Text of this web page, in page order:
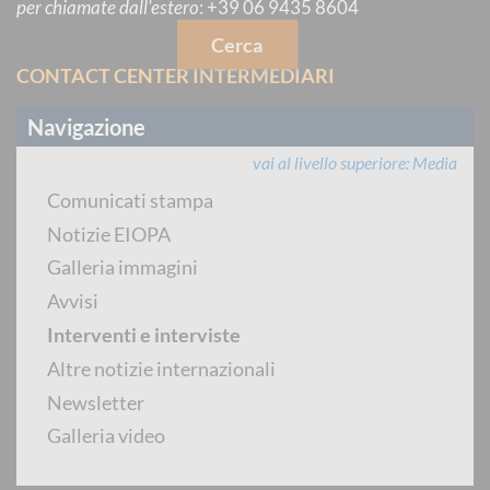
Cerca
Navigazione
vai al livello superiore Media
Comunicati stampa
Notizie EIOPA
Galleria immagini
Avvisi
Interventi e interviste
Altre notizie internazionali
Newsletter
Galleria video
per chiamate dall'estero: +39 06 9435 8604
CONTACT CENTER INTERMEDIARI
dal lunedì al venerdì dalle 8:30 alle 14:30
PREVENTIVATORE PUBBLICO
per chiamate dall'estero